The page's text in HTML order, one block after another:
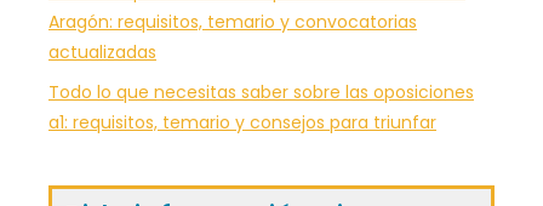
Aragón: requisitos, temario y convocatorias
actualizadas
Todo lo que necesitas saber sobre las oposiciones
a1: requisitos, temario y consejos para triunfar